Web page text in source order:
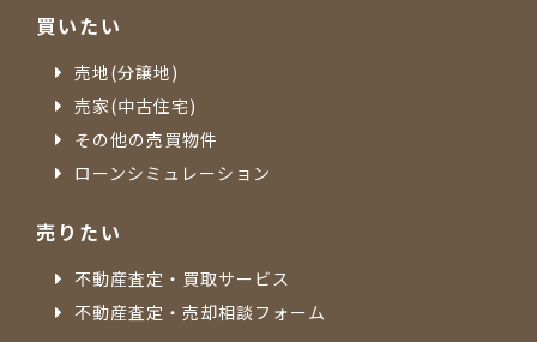
買いたい
売地(分譲地)
売家(中古住宅)
その他の売買物件
ローンシミュレーション
売りたい
不動産査定・買取サービス
不動産査定・売却相談フォーム